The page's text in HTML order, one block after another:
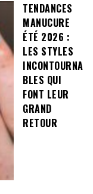
TENDANCES
MANUCURE
ÉTÉ 2026 :
LES STYLES
INCONTOURNA
BLES QUI
FONT LEUR
GRAND
RETOUR